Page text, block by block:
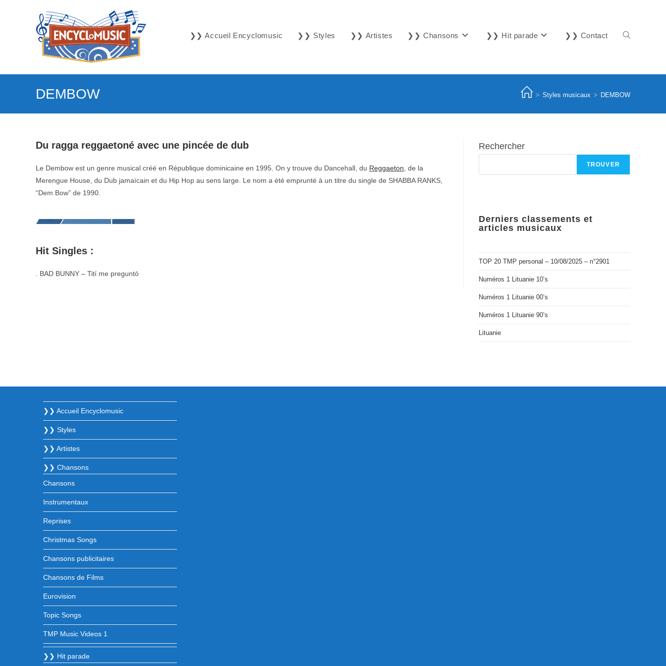
❯❯ Accueil Encyclomusic ❯❯ Styles ❯❯ Artistes ❯❯ Chansons ❯❯ Hit parade ❯❯ Contact Toggle
DEMBOW > Styles musicaux > DEMBOW
Du ragga reggaetoné avec une pincée de dub
Le Dembow est un genre musical créé en République dominicaine en 1995. On y trouve du Dancehall, du Reggaeton , de la
Merengue House, du Dub jamaïcain et du Hip Hop au sens large. Le nom a été emprunté à un titre du single de SHABBA RANKS,
“Dem Bow” de 1990.
Hit Singles :
. BAD BUNNY – Tití me preguntó
Rechercher
TROUVER
Derniers classements et
articles musicaux
TOP 20 TMP personal – 10/08/2025 – n°2901
Numéros 1 Lituanie 10’s
Numéros 1 Lituanie 00’s
Numéros 1 Lituanie 90’s
Lituanie
❯❯ Accueil Encyclomusic
❯❯ Styles
❯❯ Artistes
❯❯ Chansons
Chansons
Instrumentaux
Reprises
Christmas Songs
Chansons publicitaires
Chansons de Films
Eurovision
Topic Songs
TMP Music Videos 1
❯❯ Hit parade